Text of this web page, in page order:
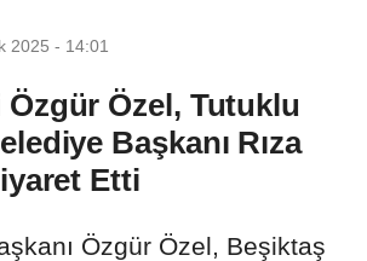
2025 - 14:01
Özel, Tutuklu
Başkanı Rıza
Etti
Özgür Özel, Beşiktaş